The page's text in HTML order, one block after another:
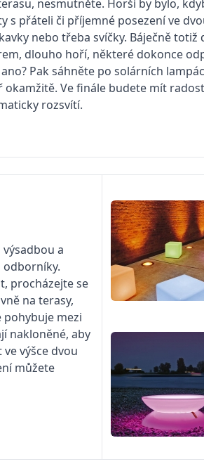
nesmutněte. Horší by bylo,
s přáteli či příjemné posezení ve
nebo třeba svíčky. Báječně totiž
dlouho hoří, některé dokonce
Pak sáhněte po solárních
Ve finále budete mít
rozsvítí.
a
odborníky.
procházejte se
na terasy,
pohybuje mezi
nakloněné, aby
výšce dvou
můžete